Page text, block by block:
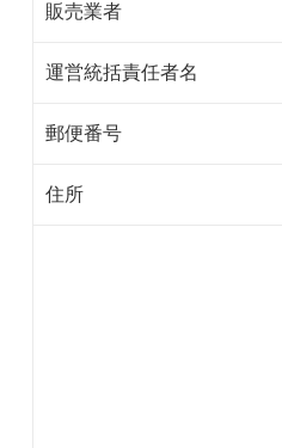
販売業者
運営統括責任者名
郵便番号
住所